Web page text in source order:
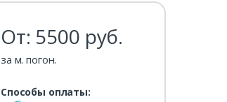
От: 5500 руб.
за м. погон.
Способы оплаты: